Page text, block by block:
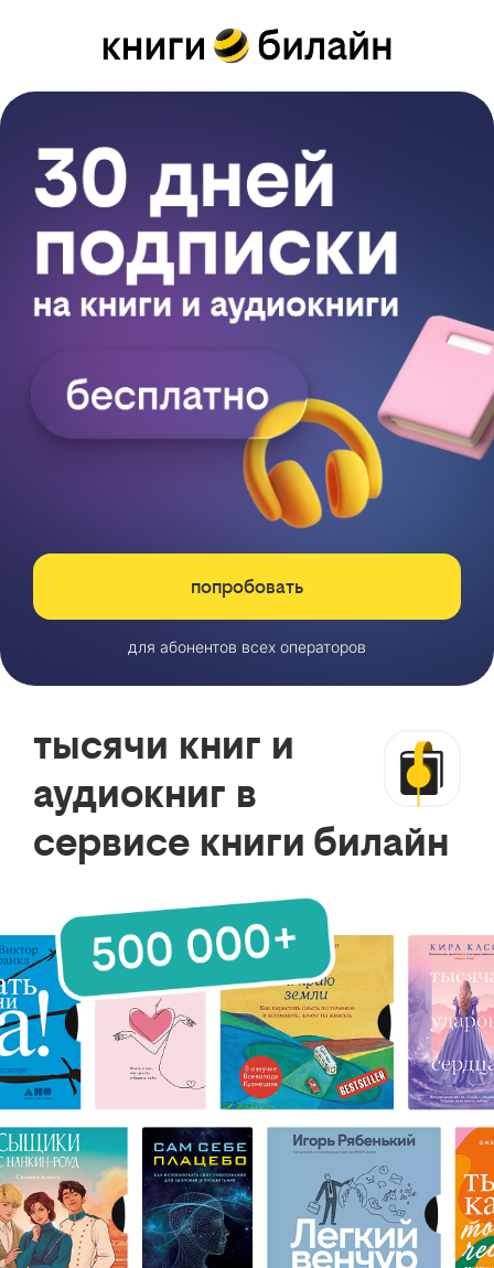
попробовать
для абонентов всех операторов
тысячи книг и
аудиокниг в
сервисе книги билайн